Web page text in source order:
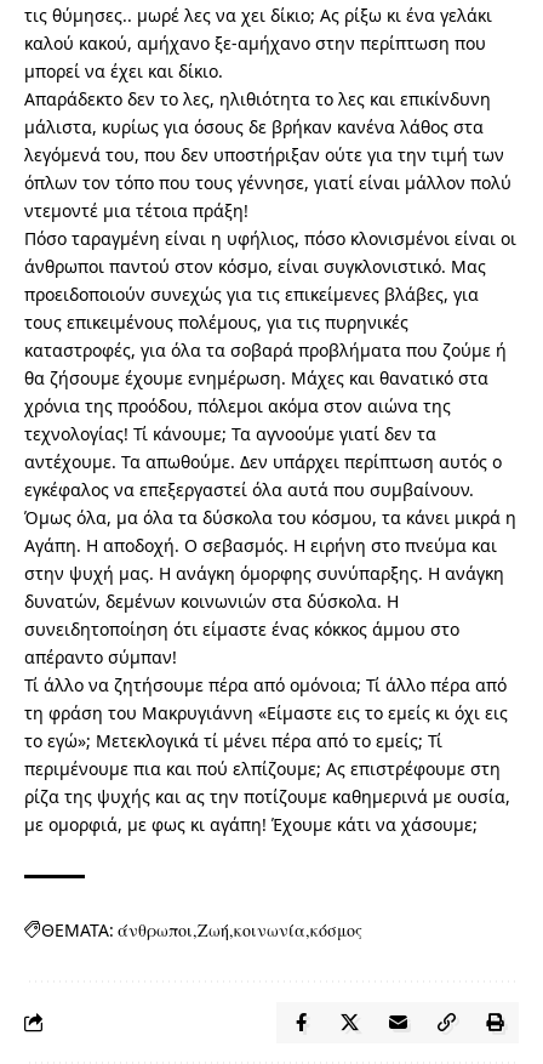
τις θύμησες.. μωρέ λες να χει δίκιο; Ας ρίξω κι ένα γελάκι
καλού κακού, αμήχανο ξε-αμήχανο στην περίπτωση που
μπορεί να έχει και δίκιο.
Απαράδεκτο δεν το λες, ηλιθιότητα το λες και επικίνδυνη
μάλιστα, κυρίως για όσους δε βρήκαν κανένα λάθος στα
λεγόμενά του, που δεν υποστήριξαν ούτε για την τιμή των
όπλων τον τόπο που τους γέννησε, γιατί είναι μάλλον πολύ
ντεμοντέ μια τέτοια πράξη!
Πόσο ταραγμένη είναι η υφήλιος, πόσο κλονισμένοι είναι οι
άνθρωποι παντού στον κόσμο, είναι συγκλονιστικό. Μας
προειδοποιούν συνεχώς για τις επικείμενες βλάβες, για
τους επικειμένους πολέμους, για τις πυρηνικές
καταστροφές, για όλα τα σοβαρά προβλήματα που ζούμε ή
θα ζήσουμε έχουμε ενημέρωση. Μάχες και θανατικό στα
χρόνια της προόδου, πόλεμοι ακόμα στον αιώνα της
τεχνολογίας! Τί κάνουμε; Τα αγνοούμε γιατί δεν τα
αντέχουμε. Τα απωθούμε. Δεν υπάρχει περίπτωση αυτός ο
εγκέφαλος να επεξεργαστεί όλα αυτά που συμβαίνουν.
Όμως όλα, μα όλα τα δύσκολα του κόσμου, τα κάνει μικρά η
Αγάπη. Η αποδοχή. Ο σεβασμός. Η ειρήνη στο πνεύμα και
στην ψυχή μας. Η ανάγκη όμορφης συνύπαρξης. Η ανάγκη
δυνατών, δεμένων κοινωνιών στα δύσκολα. Η
συνειδητοποίηση ότι είμαστε ένας κόκκος άμμου στο
απέραντο σύμπαν!
Τί άλλο να ζητήσουμε πέρα από ομόνοια; Τί άλλο πέρα από
τη φράση του Μακρυγιάννη «Είμαστε εις το εμείς κι όχι εις
το εγώ»; Μετεκλογικά τί μένει πέρα από το εμείς; Τί
περιμένουμε πια και πού ελπίζουμε; Ας επιστρέφουμε στη
ρίζα της ψυχής και ας την ποτίζουμε καθημερινά με ουσία,
με ομορφιά, με φως κι αγάπη! Έχουμε κάτι να χάσουμε;
ΘΕΜΑΤΑ: άνθρωποι Ζωή κοινωνία κόσμος